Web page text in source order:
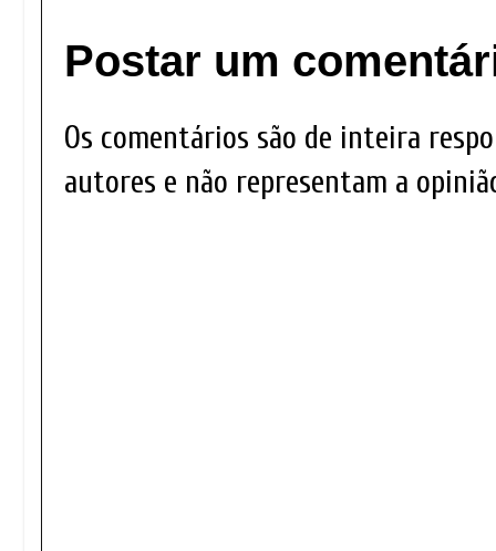
Postar um
Os comentários são de inteira
autores e não representam a